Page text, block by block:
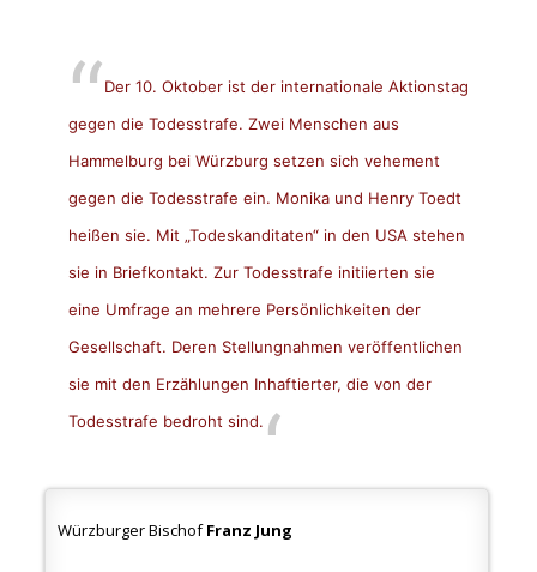
Der 10. Oktober ist der internationale Aktionstag
gegen die Todesstrafe. Zwei Menschen aus
Hammelburg bei Würzburg setzen sich vehement
gegen die Todesstrafe ein. Monika und Henry Toedt
heißen sie. Mit „Todeskanditaten“ in den USA stehen
sie in Briefkontakt. Zur Todesstrafe initiierten sie
eine Umfrage an mehrere Persönlichkeiten der
Gesellschaft. Deren Stellungnahmen veröffentlichen
sie mit den Erzählungen Inhaftierter, die von der
Todesstrafe bedroht sind.
Würzburger BischofFranz Jung